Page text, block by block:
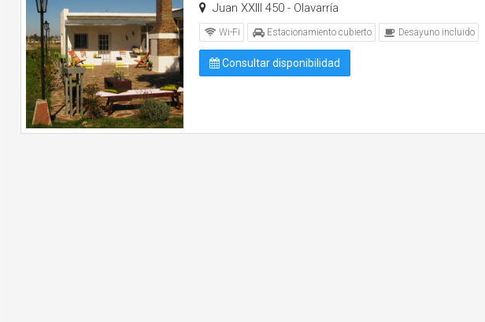
Juan XXIII 450 - Olavarría
Wi-Fi Estacionamiento cubierto Desayuno incluido
Consultar disponibilidad